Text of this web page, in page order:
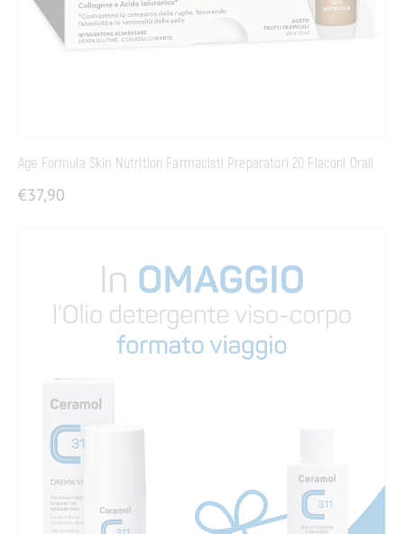
Age Formula Skin Nutrition Farmacisti Preparatori 20 Flaconi Orali
€37,90